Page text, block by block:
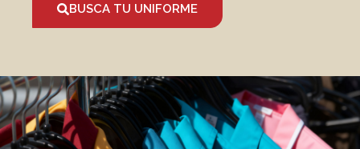
BUSCA TU UNIFORME